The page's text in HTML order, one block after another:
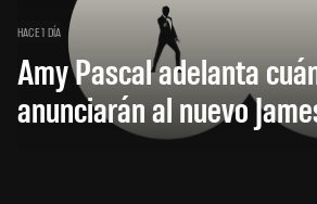
HACE 1 DÍA
Amy Pascal adelanta
anunciarán al nuevo